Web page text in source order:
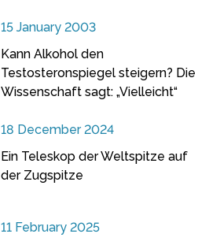
15 January 2003
Kann Alkohol den
Testosteronspiegel steigern? Die
Wissenschaft sagt: „Vielleicht“
18 December 2024
Ein Teleskop der Weltspitze auf
der Zugspitze
11 February 2025